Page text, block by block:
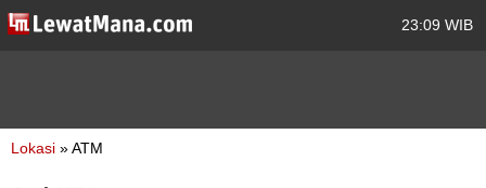
23:09 WIB
Lokasi » ATM